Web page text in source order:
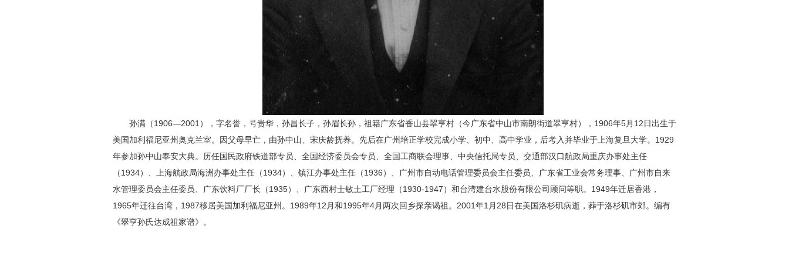
孙满（1906—2001），字名誉，号贵华，孙昌长子，孙眉长孙，祖籍广东省香山县翠亨村（今广东省中山市南朗街道翠亨村），1906年5月12日出生于
美国加利福尼亚州奥克兰室。因父母早亡，由孙中山、宋庆龄抚养。先后在广州培正学校完成小学、初中、高中学业，后考入并毕业于上海复旦大学。1929
年参加孙中山奉安大典。历任国民政府铁道部专员、全国经济委员会专员、全国工商联会理事、中央信托局专员、交通部汉口航政局重庆办事处主任
（1934）、上海航政局海洲办事处主任（1934）、镇江办事处主任（1936）、广州市自动电话管理委员会主任委员、广东省工业会常务理事、广州市自来
水管理委员会主任委员、广东饮料厂厂长（1935）、广东西村士敏土工厂经理（1930-1947）和台湾建台水股份有限公司顾问等职。1949年迁居香港，
1965年迁往台湾，1987移居美国加利福尼亚州。1989年12月和1995年4月两次回乡探亲谒祖。2001年1月28日在美国洛杉矶病逝，葬于洛杉矶市郊。编有
《翠亨孙氏达成祖家谱》。